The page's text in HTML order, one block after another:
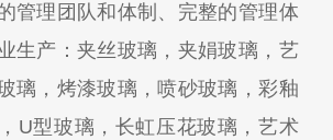
管理团队和体制、完整的管理体
生产：夹丝玻璃，夹娟玻璃，艺
璃，烤漆玻璃，喷砂玻璃，彩釉
U型玻璃，长虹压花玻璃，艺术